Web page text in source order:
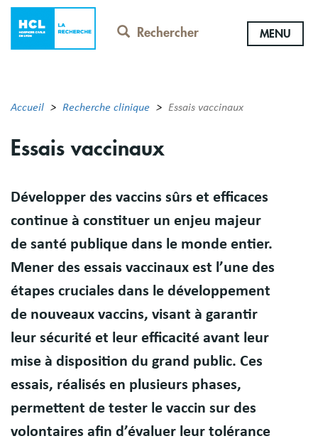
Aller
contenu
Rechercher MENU
Accueil Recherche clinique Essais vaccinaux
Essais vaccinaux
Résumé
Développer des vaccins sûrs et efficaces
continue à constituer un enjeu majeur
de santé publique dans le monde entier.
Mener des essais vaccinaux est l’une des
étapes cruciales dans le développement
de nouveaux vaccins, visant à garantir
leur sécurité et leur efficacité avant leur
mise à disposition du grand public. Ces
essais, réalisés en plusieurs phases,
permettent de tester le vaccin sur des
volontaires afin d’évaluer leur tolérance